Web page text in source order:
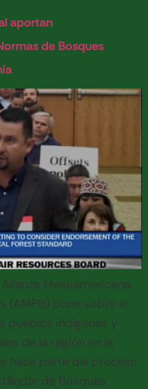
aportan
de Bosques
Mesoamericana
(AMPB) pone sobre el
pueblos indígenas y
de la región en la
hace parte del proceso
de Bosques